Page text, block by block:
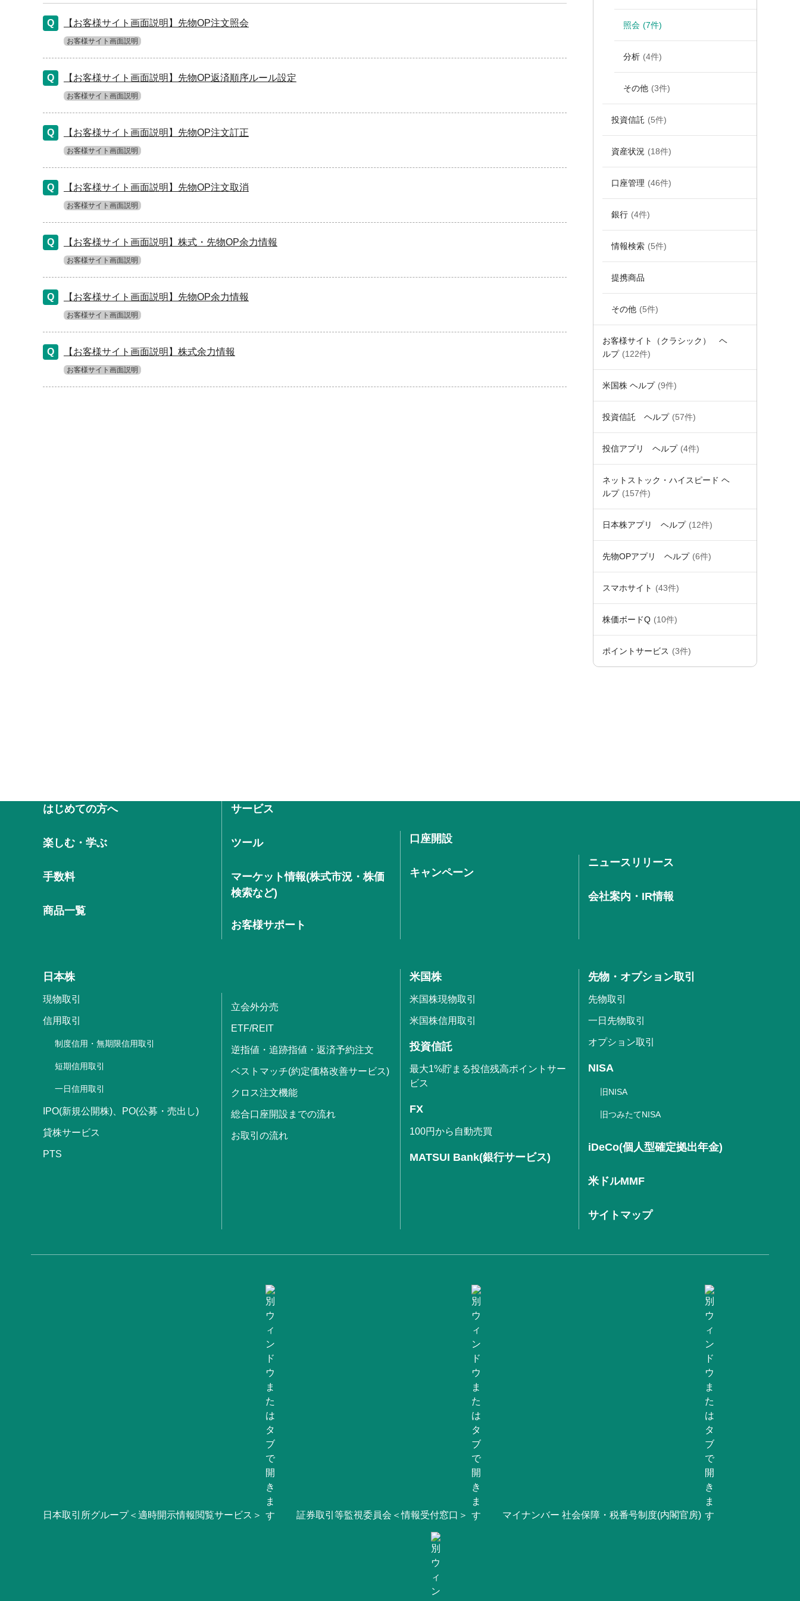
照会 (7件)
分析 (4件)
その他 (3件)
投資信託 (5件)
資産状況 (18件)
口座管理 (46件)
銀行 (4件)
情報検索 (5件)
提携商品
その他 (5件)
お客様サイト（クラシック） ヘ
ルプ (122件)
米国株 ヘルプ (9件)
投資信託 ヘルプ (57件)
投信アプリ ヘルプ (4件)
ネットストック・ハイスピード ヘ
ルプ (157件)
日本株アプリ ヘルプ (12件)
先物OPアプリ ヘルプ (6件)
スマホサイト (43件)
株価ボードQ (10件)
ポイントサービス (3件)
【お客様サイト画面説明】先物OP注文照会
お客様サイト画面説明
【お客様サイト画面説明】先物OP返済順序ルール設定
お客様サイト画面説明
【お客様サイト画面説明】先物OP注文訂正
お客様サイト画面説明
【お客様サイト画面説明】先物OP注文取消
お客様サイト画面説明
【お客様サイト画面説明】株式・先物OP余力情報
お客様サイト画面説明
【お客様サイト画面説明】先物OP余力情報
お客様サイト画面説明
【お客様サイト画面説明】株式余力情報
お客様サイト画面説明
はじめての方へ
楽しむ・学ぶ
手数料
商品一覧
サービス
ツール
マーケット情報(株式市況・株価
検索など)
お客様サポート
口座開設
キャンペーン
ニュースリリース
会社案内・IR情報
日本株
現物取引
信用取引
制度信用・無期限信用取引
短期信用取引
一日信用取引
IPO(新規公開株)、PO(公募・売出し)
貸株サービス
PTS
立会外分売
ETF/REIT
逆指値・追跡指値・返済予約注文
ベストマッチ(約定価格改善サービス)
クロス注文機能
総合口座開設までの流れ
お取引の流れ
米国株
米国株現物取引
米国株信用取引
投資信託
最大1%貯まる投信残高ポイントサー
ビス
FX
100円から自動売買
MATSUI Bank(銀行サービス)
先物・オプション取引
先物取引
一日先物取引
オプション取引
NISA
旧NISA
旧つみたてNISA
iDeCo(個人型確定拠出年金)
米ドルMMF
サイトマップ
日本取引所グループ＜適時開示情報閲覧サービス＞ 証券取引等監視委員会＜情報受付窓口＞ マイナンバー 社会保障・税番号制度(内閣官房)